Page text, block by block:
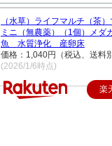
（水草）ライフマルチ（茶
ミニ（無農薬）（1個）メ
魚 水質浄化 産卵床
価格：1,040円（税込、送料
(2026/1/6時点)
楽